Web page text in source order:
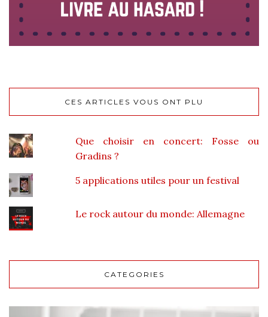
CES ARTICLES VOUS ONT PLU
Que choisir en concert: Fosse ou
Gradins ?
5 applications utiles pour un festival
Le rock autour du monde: Allemagne
CATEGORIES